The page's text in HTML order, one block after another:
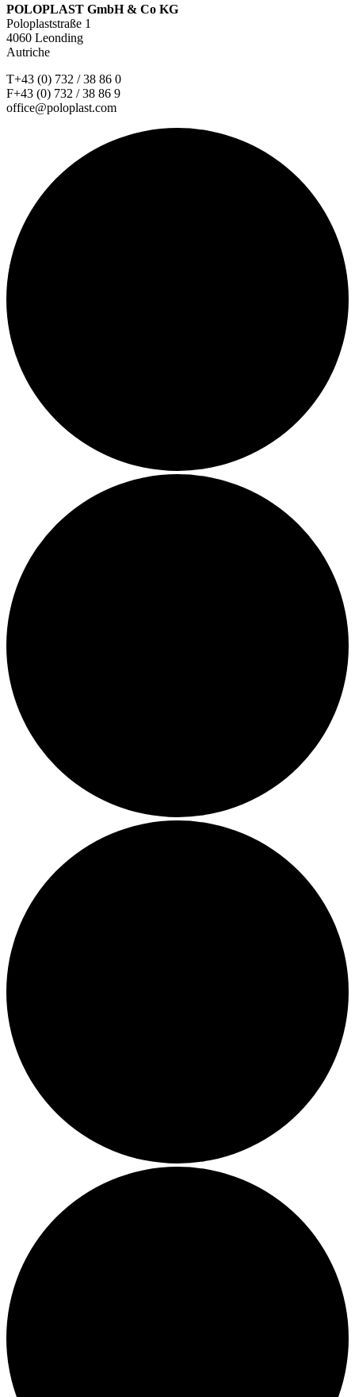
POLOPLAST GmbH & Co KG
Poloplaststraße 1
4060 Leonding
Autriche
T+43 (0) 732 / 38 86 0
F+43 (0) 732 / 38 86 9
office@poloplast.com